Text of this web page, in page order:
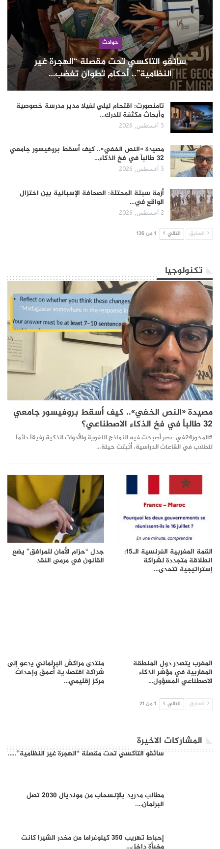
حوادث
سائقو التاكسي تحت مقصلة “الهجرة غير
النظامية”.. أحكام تطوان تغضب…
تامنصورت: اقتحام ليلي لفيلا مدير مدرسة خصوصية
وأبحاث مكثفة للدرك…
5 أغسطس, 2026
مصيدة «النص الخفي».. كيف أسقط بروفيسور جامعي
32 طالباً في فخ الذكاء…
5 أغسطس, 2026
أزمة سبتة المحتلة: الصحافة الإسبانية بين اختزال
الواقع في…
2 أغسطس, 2026
السابق التالي 1 من 136
تكنولوجيا
مصيدة «النص الخفي».. كيف أسقط بروفيسور جامعي
32 طالباً في فخ الذكاء الاصطناعي؟
#المحور24 ​في عصر أصبحت فيه النماذج اللغوية والأدوات الذكية رفيقاً دائماً
للطلاب في القاعات الدراسية، أثبتت حيلة…
القمة المغربية الفرنسية الـ15:
انطلاقة متجددة لشراكة
إستراتيجية تتحدى…
جدل “حزام الأمان للمرافق” يضع
القانون في مرمى النقد
المغرب يتصدر دول المنطقة
المغاربية في مؤشر الذكاء
الاصطناعي المسؤول…
منتدى مراكش البرلماني يدعو إلى
شراكة اقتصادية أعمق وإحداث
مركز إقليمي…
السابق التالي 1 من 21
المشاركات الاخيرة
سائقو التاكسي تحت مقصلة “الهجرة غير النظامية”..…
مطالب مدريد بالإنسحاب من مونديال 2030 تصل
البرلمان….
إحباط تهريب 350 كيلوغراما من مخدر الشيرا كانت